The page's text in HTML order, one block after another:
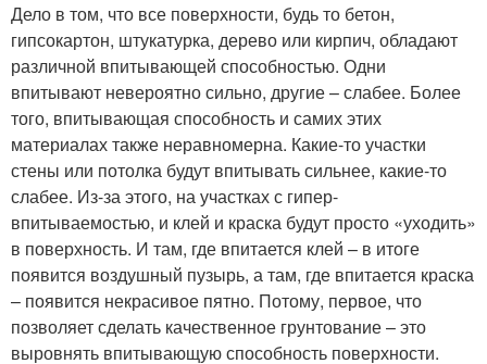
Дело в том, что все поверхности, будь то бетон,
гипсокартон, штукатурка, дерево или кирпич, обладают
различной впитывающей способностью. Одни
впитывают невероятно сильно, другие – слабее. Более
того, впитывающая способность и самих этих
материалах также неравномерна. Какие-то участки
стены или потолка будут впитывать сильнее, какие-то
слабее. Из-за этого, на участках с гипер-
впитываемостью, и клей и краска будут просто «уходить»
в поверхность. И там, где впитается клей – в итоге
появится воздушный пузырь, а там, где впитается краска
– появится некрасивое пятно. Потому, первое, что
позволяет сделать качественное грунтование – это
выровнять впитывающую способность поверхности.